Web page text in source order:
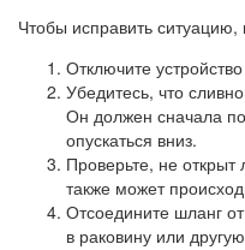
Чтобы исправить
Отключите
Убедитесь, что
Он должен сначала
опускаться вниз.
Проверьте, не
также может
Отсоедините шланг
в раковину или